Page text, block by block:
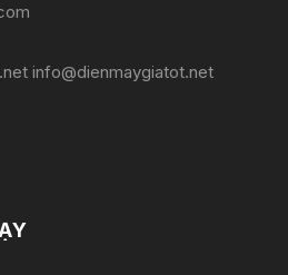
info@dienmaygiatot.net